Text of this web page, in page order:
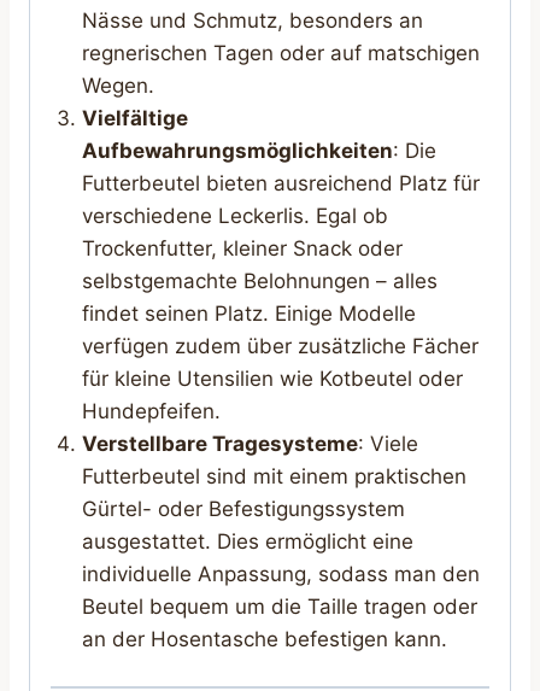
Nässe und Schmutz, besonders an
regnerischen Tagen oder auf matschigen
Wegen.
Vielfältige
Aufbewahrungsmöglichkeiten: Die
Futterbeutel bieten ausreichend Platz für
verschiedene Leckerlis. Egal ob
Trockenfutter, kleiner Snack oder
selbstgemachte Belohnungen – alles
findet seinen Platz. Einige Modelle
verfügen zudem über zusätzliche Fächer
für kleine Utensilien wie Kotbeutel oder
Hundepfeifen.
Verstellbare Tragesysteme: Viele
Futterbeutel sind mit einem praktischen
Gürtel- oder Befestigungssystem
ausgestattet. Dies ermöglicht eine
individuelle Anpassung, sodass man den
Beutel bequem um die Taille tragen oder
an der Hosentasche befestigen kann.